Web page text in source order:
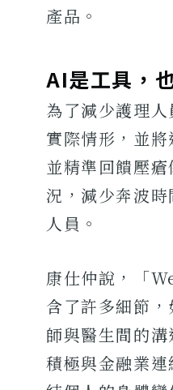
產品。
AI是工具，
為了減少護理
實際情形，並
並精準回饋壓
況，減少奔波
人員。
康仕仲說，「
含了許多細節
師與醫生間的
積極與金融業